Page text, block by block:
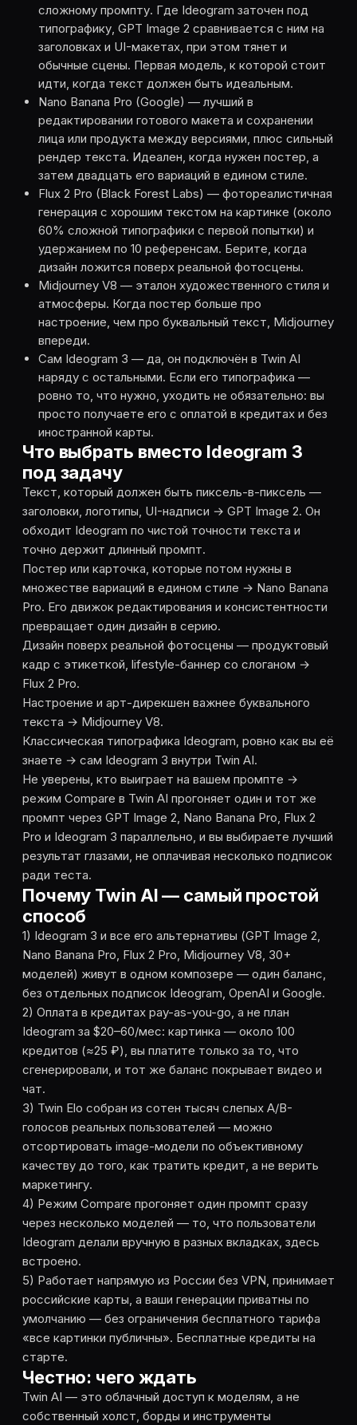
сложному промпту. Где Ideogram заточен под
типографику, GPT Image 2 сравнивается с ним на
заголовках и UI-макетах, при этом тянет и
обычные сцены. Первая модель, к которой стоит
идти, когда текст должен быть идеальным.
Nano Banana Pro (Google) — лучший в
редактировании готового макета и сохранении
лица или продукта между версиями, плюс сильный
рендер текста. Идеален, когда нужен постер, а
затем двадцать его вариаций в едином стиле.
Flux 2 Pro (Black Forest Labs) — фотореалистичная
генерация с хорошим текстом на картинке (около
60% сложной типографики с первой попытки) и
удержанием по 10 референсам. Берите, когда
дизайн ложится поверх реальной фотосцены.
Midjourney V8 — эталон художественного стиля и
атмосферы. Когда постер больше про
настроение, чем про буквальный текст, Midjourney
впереди.
Сам Ideogram 3 — да, он подключён в Twin AI
наряду с остальными. Если его типографика —
ровно то, что нужно, уходить не обязательно: вы
просто получаете его с оплатой в кредитах и без
иностранной карты.
Что выбрать вместо Ideogram 3
под задачу
Текст, который должен быть пиксель-в-пиксель —
заголовки, логотипы, UI-надписи → GPT Image 2. Он
обходит Ideogram по чистой точности текста и
точно держит длинный промпт.
Постер или карточка, которые потом нужны в
множестве вариаций в едином стиле → Nano Banana
Pro. Его движок редактирования и консистентности
превращает один дизайн в серию.
Дизайн поверх реальной фотосцены — продуктовый
кадр с этикеткой, lifestyle-баннер со слоганом →
Flux 2 Pro.
Настроение и арт-дирекшен важнее буквального
текста → Midjourney V8.
Классическая типографика Ideogram, ровно как вы её
знаете → сам Ideogram 3 внутри Twin AI.
Не уверены, кто выиграет на вашем промпте →
режим Compare в Twin AI прогоняет один и тот же
промпт через GPT Image 2, Nano Banana Pro, Flux 2
Pro и Ideogram 3 параллельно, и вы выбираете лучший
результат глазами, не оплачивая несколько подписок
ради теста.
Почему Twin AI — самый простой
способ
1) Ideogram 3 и все его альтернативы (GPT Image 2,
Nano Banana Pro, Flux 2 Pro, Midjourney V8, 30+
моделей) живут в одном композере — один баланс,
без отдельных подписок Ideogram, OpenAI и Google.
2) Оплата в кредитах pay-as-you-go, а не план
Ideogram за $20–60/мес: картинка — около 100
кредитов (≈25 ₽), вы платите только за то, что
сгенерировали, и тот же баланс покрывает видео и
чат.
3) Twin Elo собран из сотен тысяч слепых A/B-
голосов реальных пользователей — можно
отсортировать image-модели по объективному
качеству до того, как тратить кредит, а не верить
маркетингу.
4) Режим Compare прогоняет один промпт сразу
через несколько моделей — то, что пользователи
Ideogram делали вручную в разных вкладках, здесь
встроено.
5) Работает напрямую из России без VPN, принимает
российские карты, а ваши генерации приватны по
умолчанию — без ограничения бесплатного тарифа
«все картинки публичны». Бесплатные кредиты на
старте.
Честно: чего ждать
Twin AI — это облачный доступ к моделям, а не
собственный холст, борды и инструменты